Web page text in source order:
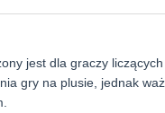
jest dla graczy liczących
gry na plusie, jednak